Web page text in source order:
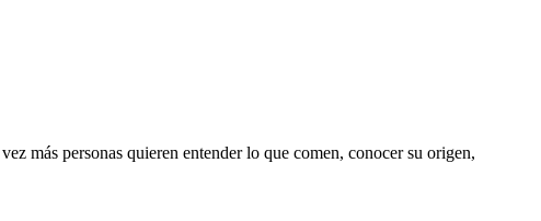
más personas quieren entender lo que comen, conocer su origen,